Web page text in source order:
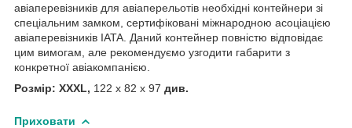
авіаперевізників для авіаперельотів необхідні контейнери зі
спеціальним замком, сертифіковані міжнародною асоціацією
авіаперевізників IATA. Даний контейнер повністю відповідає
цим вимогам, але рекомендуємо узгодити габарити з
конкретної авіакомпанією.
Розмір: XXXL, 122 x 82 x 97 див.
Приховати